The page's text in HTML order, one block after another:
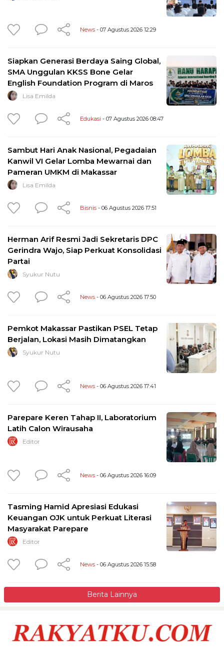
News - 07 Agustus 2026 12:29
Siapkan Generasi Berdaya Saing Global,
SMA Unggulan KKSS Bone Gelar
English Foundation Program di Maros
Lisa Emilda
Edukasi - 07 Agustus 2026 08:47
Sambut Hari Anak Nasional, Pegadaian
Kanwil VI Gelar Lomba Mewarnai dan
Pameran UMKM di Makassar
Lisa Emilda
Bisnis - 06 Agustus 2026 17:51
Herman Arif Resmi Jadi Sekretaris DPC
Gerindra Wajo, Siap Perkuat Konsolidasi
Partai
Syukur Nutu
News - 06 Agustus 2026 17:50
Pemkot Makassar Pastikan PSEL Tetap
Berjalan, Lokasi Masih Dimatangkan
Syukur Nutu
News - 06 Agustus 2026 17:41
Parepare Keren Tahap II, Laboratorium
Latih Calon Wirausaha
Editor
News - 06 Agustus 2026 16:09
Tasming Hamid Apresiasi Edukasi
Keuangan OJK untuk Perkuat Literasi
Masyarakat Parepare
Editor
News - 06 Agustus 2026 15:58
Berita Lainnya